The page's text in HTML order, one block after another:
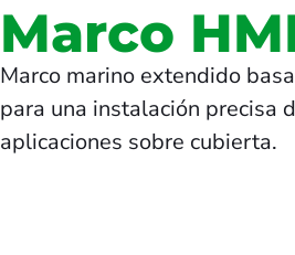
Marco
Marco marino extendido
para una instalación precisa
aplicaciones sobre cubierta.